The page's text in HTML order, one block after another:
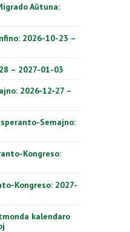
Aŭtuna:
2026-10-23 –
– 2027-01-03
2026‑12‑27 –
Semajno:
Kongreso:
Kongreso: 2027-
kalendaro